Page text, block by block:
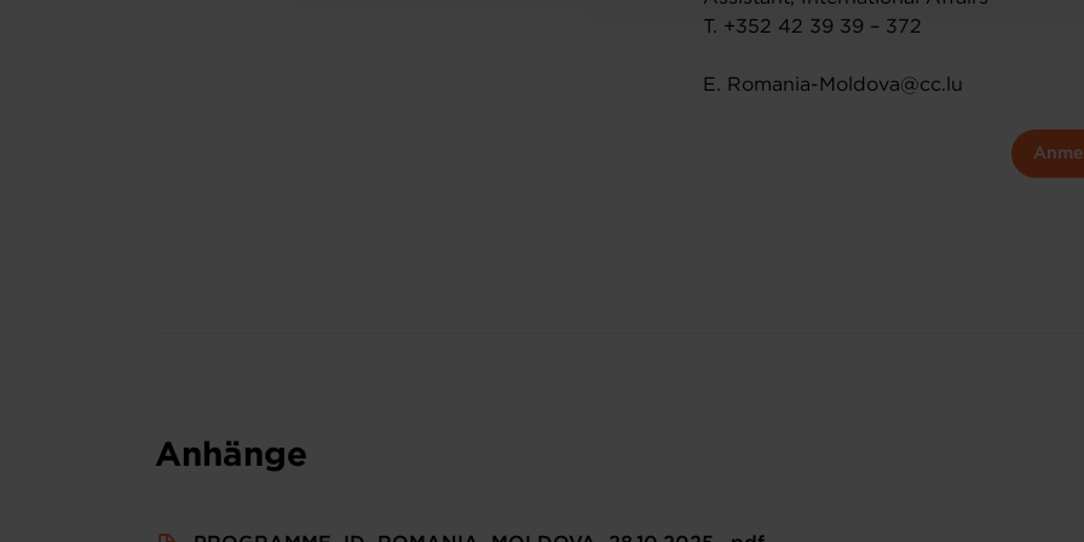
T. +352 42 39 39 – 372
E. Romania-Moldova@cc.lu
Anhänge